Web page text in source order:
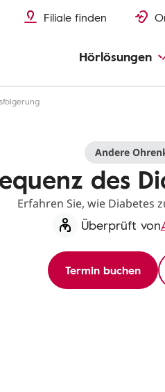
Filiale finden
Hörlösungen
Andere
des
Erfahren Sie, wie Diabetes
Überprüft von
Termin buchen